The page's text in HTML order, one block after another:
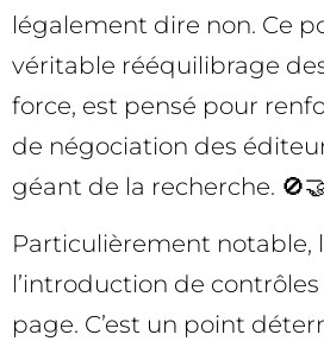
légalement dire non. Ce
véritable rééquilibrage
force, est pensé pour
de négociation des
géant de la recherche.
Particulièrement notable,
l’introduction de
page. C’est un point